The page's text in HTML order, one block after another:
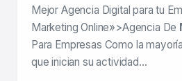
Mejor Agencia Digital para tu
Marketing Online»>Agencia De
Para Empresas Como la
que inician su actividad…